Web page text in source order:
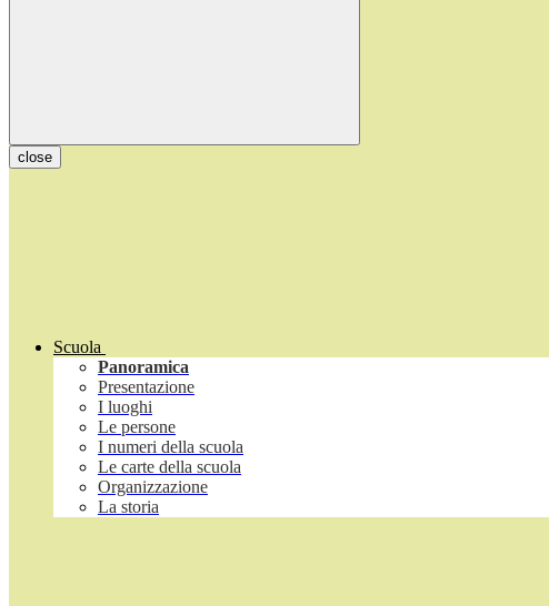
close
Scuola
Panoramica
Presentazione
I luoghi
Le persone
I numeri della scuola
Le carte della scuola
Organizzazione
La storia